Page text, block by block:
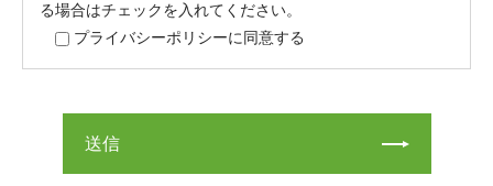
る場合はチェックを入れてください。
プライバシーポリシーに同意する